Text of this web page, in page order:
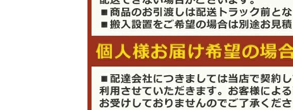
ィ
ス
チ
ェ
ア
デ
ス
ク
チ